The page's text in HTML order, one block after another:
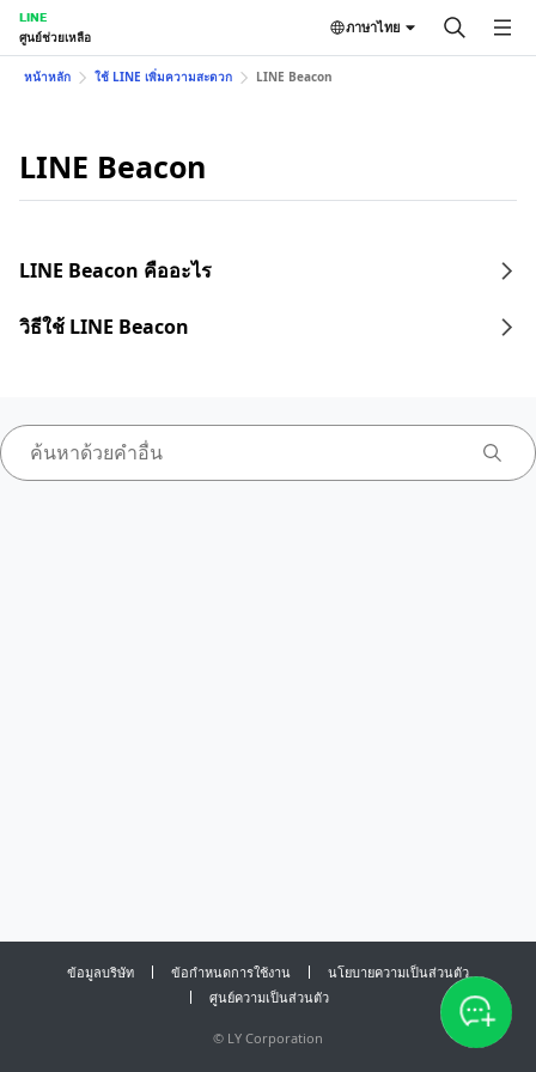
LINE
ศูนย์ช่วยเหลือ
ภาษาไทย
หน้าหลัก ใช้ LINE เพิ่มความสะดวก LINE Beacon
LINE Beacon
LINE Beacon คืออะไร
วิธีใช้ LINE Beacon
ข้อมูลบริษัท ข้อกำหนดการใช้งาน
นโยบายความเป็นส่วนตัว
ศูนย์ความเป็นส่วนตัว
© LY Corporation